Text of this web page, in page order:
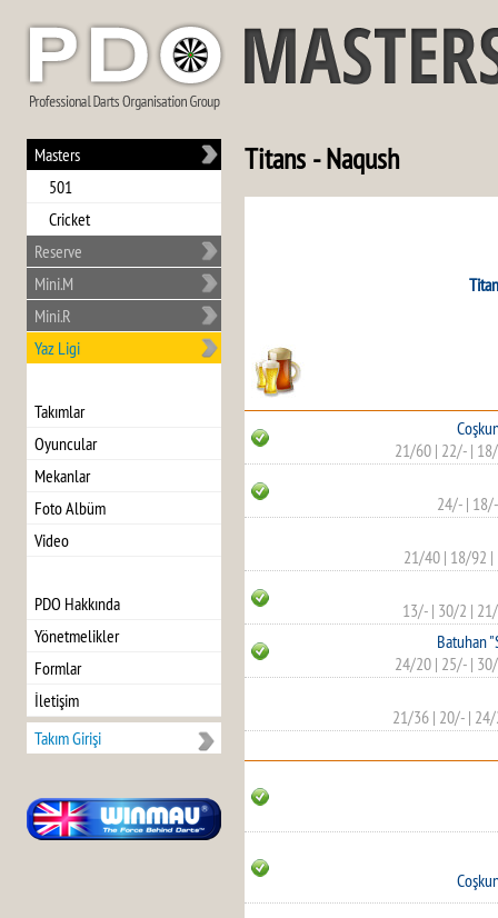
Masters
501
Cricket
Reserve
Mini.M
Mini.R
Yaz Ligi
Takımlar
Oyuncular
Mekanlar
Foto Albüm
Video
PDO Hakkında
Yönetmelikler
Formlar
İletişim
Takım Girişi
Titans - Naqush
21/60 | 22/- |
24/- | 18/-
21/40 | 18/92 |
13/- | 30/2 |
Batuhan
24/20 | 25/- |
21/36 | 20/- |